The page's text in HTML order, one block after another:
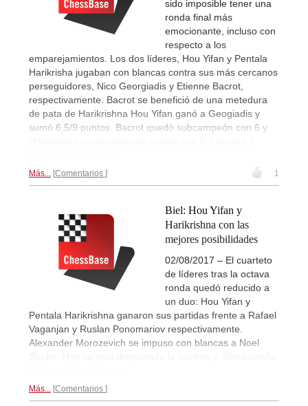
sido imposible tener una
ronda final más
emocionante, incluso con
respecto a los
emparejamientos. Los dos líderes, Hou Yifan y Pentala
Harikrisha jugaban con blancas contra sus más cercanos
perseguidores, Nico Georgiadis y Etienne Bacrot,
respectivamente. Bacrot se benefició de una metedura
de pata de Harikrishna Hou Yifan ganó a Geogiadis y
sumó 6,5/9 puntos. Bacrot quedó subcampeón con 6 y
Más... Comentarios 1
Biel: Hou Yifan y
Harikrishna con las
mejores posibilidades
02/08/2017 – El cuarteto
de líderes tras la octava
ronda quedó reducido a
un duo: Hou Yifan y
Pentala Harikrishna ganaron sus partidas frente a Rafael
Vaganjan y Ruslan Ponomariov respectivamente.
Alexander Morozevich se impuso con blancas a Noel
Studer. Hoy se está disputando la novena y última ronda.
Más... Comentarios